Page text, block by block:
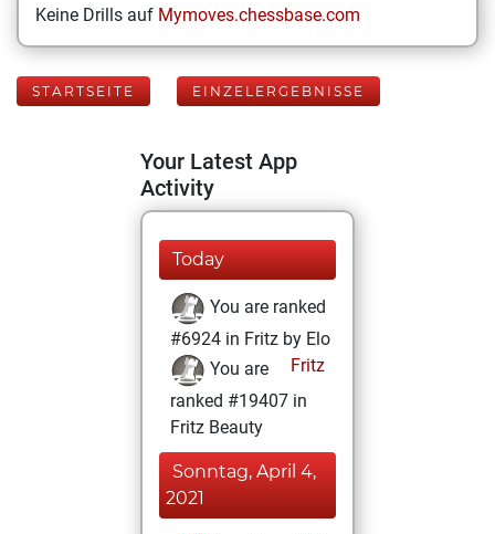
Keine Drills auf Mymoves.chessbase.com
STARTSEITE EINZELERGEBNISSE
Your Latest App
Activity
Today
You are ranked
#6924 in Fritz by Elo
Fritz
You are
ranked #19407 in
Fritz Beauty
Sonntag, April 4,
2021